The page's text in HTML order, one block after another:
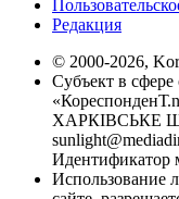
Редакция
© 2000-2026,
Субъект в
ХАРКІВСЬКЕ
Идентификатор
Использование